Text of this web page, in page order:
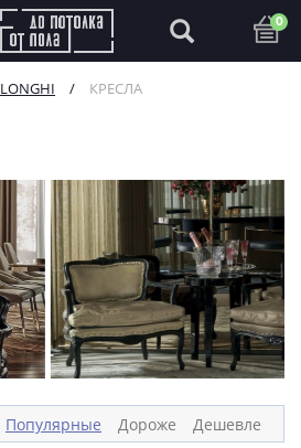
0
LONGHI / КРЕСЛА
Популярные Дороже Дешевле